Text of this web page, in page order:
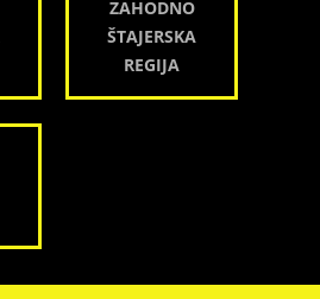
ZAHODNO
ŠTAJERSKA
REGIJA